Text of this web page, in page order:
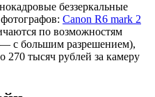
беззеркальные
Canon R6 mark 2
по возможностям
с большим разрешением),
270 тысяч рублей за камеру